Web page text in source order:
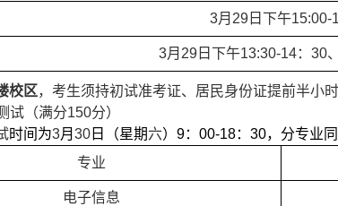
3月 29日下午15:00-
3月 29 日下午13:30-14： 30、
校区，考生须持初试准考证、居民身份证提前半小
试（满分150分）
时间为3月 30日（星期六） 9： 00-18： 30，分专业同
专业
电子信息